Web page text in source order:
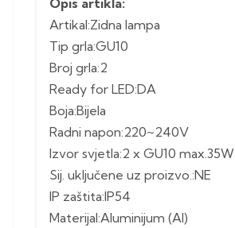
Opis artikla:
Artikal:Zidna lampa
Tip grla:GU10
Broj grla:2
Ready for LED:DA
Boja:Bijela
Radni napon:220~240V
Izvor svjetla:2 x GU10 max.35W
Sij. uključene uz proizvo.:NE
IP zaštita:IP54
Materijal:Aluminijum (Al)